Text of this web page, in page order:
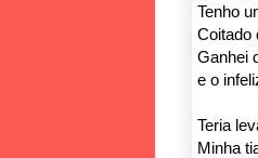
Tenho
Coitado
Ganhei
e o
Teria
Minha